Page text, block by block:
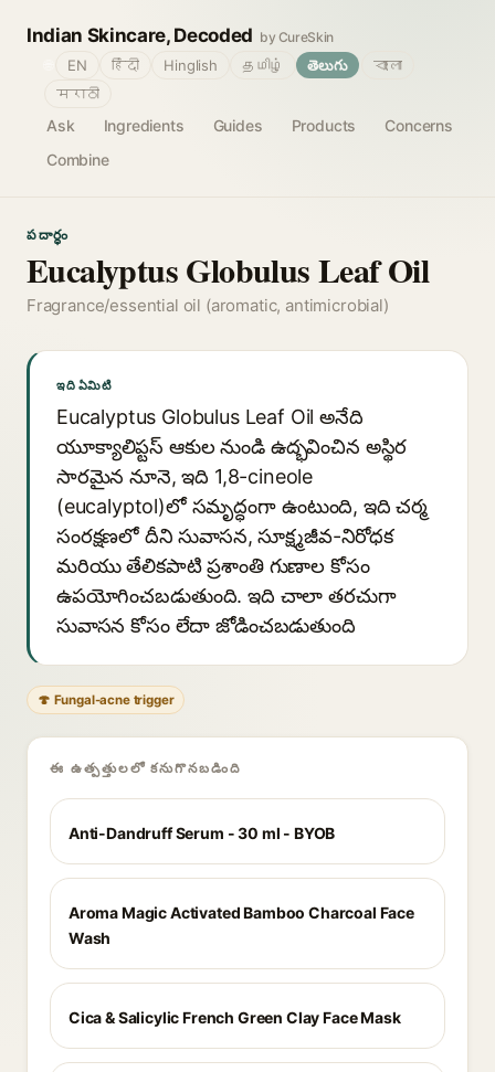
Indian Skincare, Decoded by CureSkin
Ask Ingredients Guides Products
Concerns
Combine
EN हिंदी Hinglish தமிழ் తెలుగు
বাংলা
मराठी
పదార్థం
Eucalyptus Globulus Leaf Oil
Fragrance/essential oil (aromatic, antimicrobial)
ఇది ఏమిటి
Eucalyptus Globulus Leaf Oil అనేది
యూక్యాలిప్టస్ ఆకుల నుండి ఉద్భవించిన అస్థిర
సారమైన నూనె, ఇది 1,8-cineole
(eucalyptol)లో సమృద్ధంగా ఉంటుంది, ఇది చర్మ
సంరక్షణలో దీని సువాసన, సూక్ష్మజీవ-నిరోధక
మరియు తేలికపాటి ప్రశాంతి గుణాల కోసం
ఉపయోగించబడుతుంది. ఇది చాలా తరచుగా
సువాసన కోసం లేదా జోడించబడుతుంది
🍄 Fungal-acne trigger
ఈ ఉత్పత్తులలో కనుగొనబడింది
Anti-Dandruff Serum - 30 ml - BYOB
Aroma Magic Activated Bamboo Charcoal Face
Wash
Cica & Salicylic French Green Clay Face Mask